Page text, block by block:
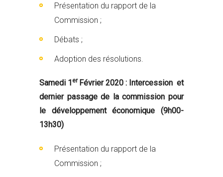
Présentation du rapport de la
Commission ;
Débats ;
Adoption des résolutions.
Samedi 1 er Février 2020 : Intercession et
dernier passage de la commission pour
le développement économique (9h00-
13h30)
Présentation du rapport de la
Commission ;